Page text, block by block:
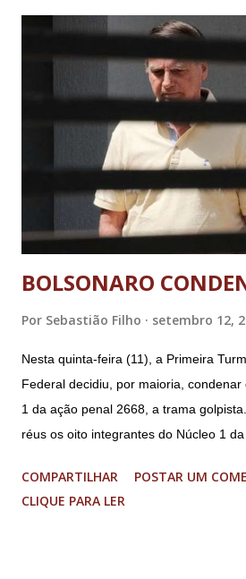
BOLSONARO
Por Sebastião Filho setembro 12,
Nesta quinta-feira (11), a Primeira
Federal decidiu, por maioria,
1 da ação penal 2668, a trama
réus os oito integrantes do Núcleo 1 da
(PGR): o deputado federal Alexandre
Agência Brasileira de Inteligência
COMPARTILHAR
POSTAR UM
CLIQUE PARA LER